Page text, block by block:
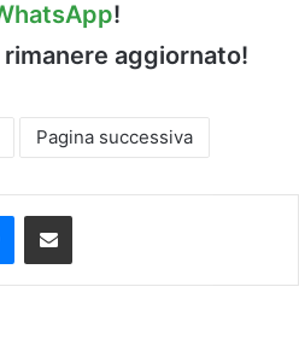
!
aggiornato!
Pagina successiva
Messenger
Condividi via Email